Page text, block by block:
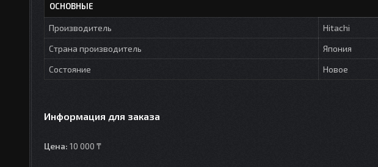
ОСНОВНЫЕ
Производитель
Hitachi
Страна производитель
Япония
Состояние
Новое
Информация для заказа
Цена: 10 000 ₸